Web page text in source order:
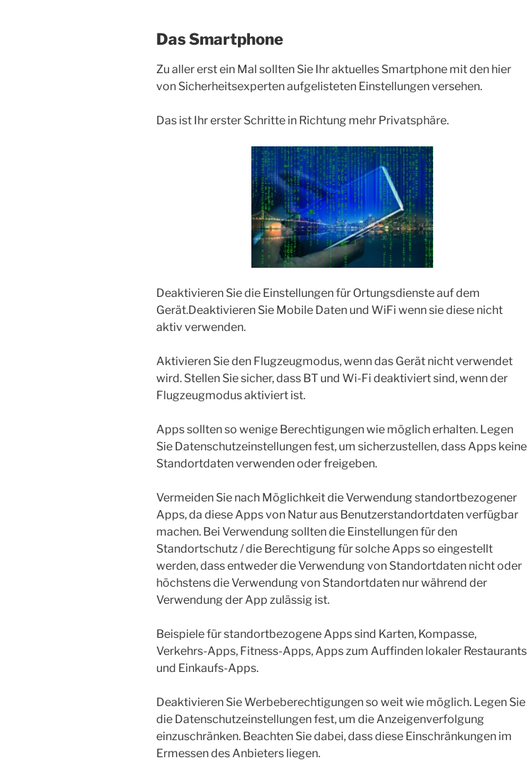
Das Smartphone
Zu aller erst ein Mal sollten Sie Ihr aktuelles Smartphone mit den hier
von Sicherheitsexperten aufgelisteten Einstellungen versehen.
Das ist Ihr erster Schritte in Richtung mehr Privatsphäre.
Deaktivieren Sie die Einstellungen für Ortungsdienste auf dem
Gerät.Deaktivieren Sie Mobile Daten und WiFi wenn sie diese nicht
aktiv verwenden.
Aktivieren Sie den Flugzeugmodus, wenn das Gerät nicht verwendet
wird. Stellen Sie sicher, dass BT und Wi-Fi deaktiviert sind, wenn der
Flugzeugmodus aktiviert ist.
Apps sollten so wenige Berechtigungen wie möglich erhalten. Legen
Sie Datenschutzeinstellungen fest, um sicherzustellen, dass Apps keine
Standortdaten verwenden oder freigeben.
Vermeiden Sie nach Möglichkeit die Verwendung standortbezogener
Apps, da diese Apps von Natur aus Benutzerstandortdaten verfügbar
machen. Bei Verwendung sollten die Einstellungen für den
Standortschutz / die Berechtigung für solche Apps so eingestellt
werden, dass entweder die Verwendung von Standortdaten nicht oder
höchstens die Verwendung von Standortdaten nur während der
Verwendung der App zulässig ist.
Beispiele für standortbezogene Apps sind Karten, Kompasse,
Verkehrs-Apps, Fitness-Apps, Apps zum Auffinden lokaler Restaurants
und Einkaufs-Apps.
Deaktivieren Sie Werbeberechtigungen so weit wie möglich. Legen Sie
die Datenschutzeinstellungen fest, um die Anzeigenverfolgung
einzuschränken. Beachten Sie dabei, dass diese Einschränkungen im
Ermessen des Anbieters liegen.